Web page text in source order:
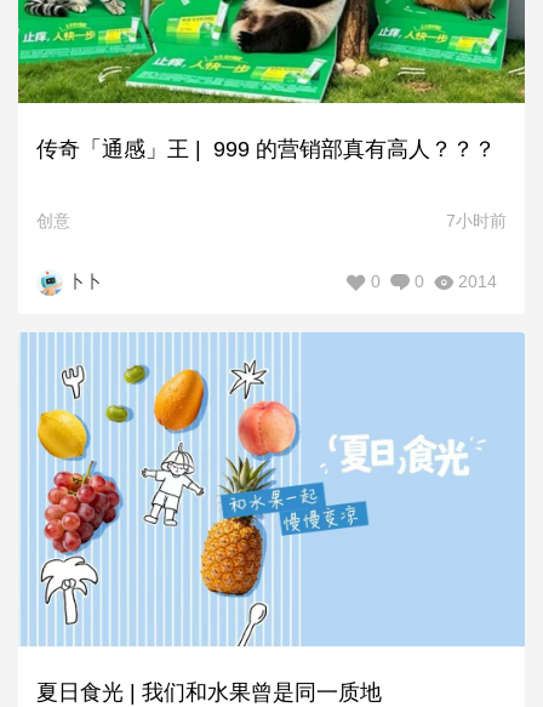
传奇「通感」王 | 999 的营销部真有高人？？？
创意 7小时前
卜卜 2014
0
0
夏日食光 | 我们和水果曾是同一质地